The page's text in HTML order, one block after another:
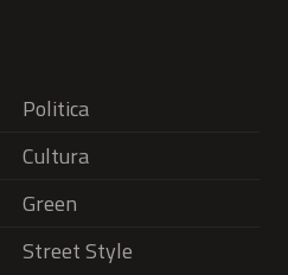
Politica
Cultura
Green
Street Style